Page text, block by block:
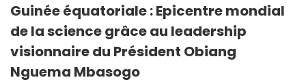
Guinée équatoriale : Epicentre mondial
de la science grâce au leadership
visionnaire du Président Obiang
Nguema Mbasogo